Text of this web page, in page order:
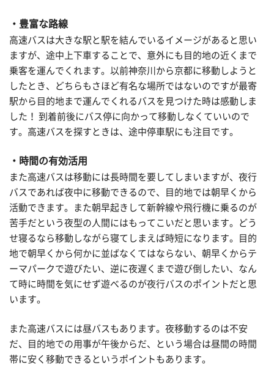
・豊富な路線
高速バスは大きな駅と駅を結んでいるイメージがあると思い
ますが、途中上下車することで、意外にも目的地の近くまで
乗客を運んでくれます。以前神奈川から京都に移動しようと
したとき、どちらもさほど有名な場所ではないのですが最寄
駅から目的地まで運んでくれるバスを見つけた時は感動しま
した！ 到着前後にバス停に向かって移動しなくていいので
す。高速バスを探すときは、途中停車駅にも注目です。
・時間の有効活用
また高速バスは移動には長時間を要してしまいますが、夜行
バスであれば夜中に移動できるので、目的地では朝早くから
活動できます。また朝早起きして新幹線や飛行機に乗るのが
苦手だという夜型の人間にはもってこいだと思います。どう
せ寝るなら移動しながら寝てしまえば時短になります。目的
地で朝早くから何かに並ばなくてはならない、朝早くからテ
ーマパークで遊びたい、逆に夜遅くまで遊び倒したい、なん
て時に時間を気にせず遊べるのが夜行バスのポイントだと思
います。
また高速バスには昼バスもあります。夜移動するのは不安
だ、目的地での用事が午後からだ、という場合は昼間の時間
帯に安く移動できるというポイントもあります。